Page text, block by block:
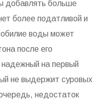
добавлять больше
более податливой и
воды может
после его
на первый
не выдержит суровых
недостаток